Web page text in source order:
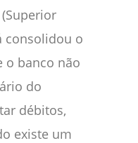
consolidou o
o banco não
do
débitos,
existe um